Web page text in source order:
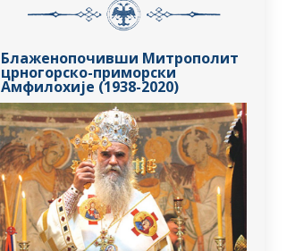
Блаженопочивши Митрополит
црногорско-приморски
Амфилохије (1938-2020)